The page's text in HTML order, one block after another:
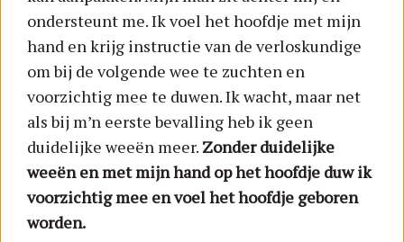
ondersteunt me. Ik voel het hoofdje met mijn
hand en krijg instructie van de verloskundige
om bij de volgende wee te zuchten en
voorzichtig mee te duwen. Ik wacht, maar net
als bij m’n eerste bevalling heb ik geen
duidelijke weeën meer. Zonder duidelijke
weeën en met mijn hand op het hoofdje duw ik
voorzichtig mee en voel het hoofdje geboren
worden.